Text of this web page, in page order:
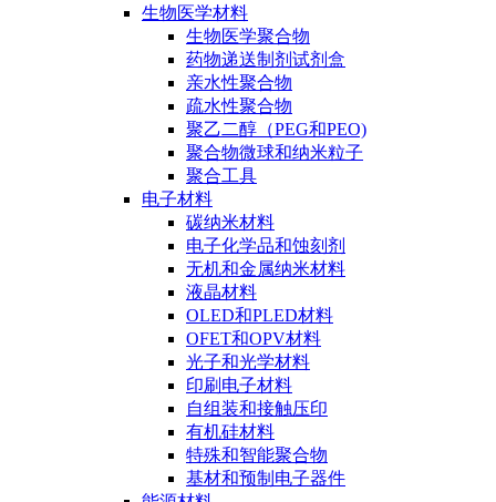
生物医学材料
生物医学聚合物
药物递送制剂试剂盒
亲水性聚合物
疏水性聚合物
聚乙二醇（PEG和PEO)
聚合物微球和纳米粒子
聚合工具
电子材料
碳纳米材料
电子化学品和蚀刻剂
无机和金属纳米材料
液晶材料
OLED和PLED材料
OFET和OPV材料
光子和光学材料
印刷电子材料
自组装和接触压印
有机硅材料
特殊和智能聚合物
基材和预制电子器件